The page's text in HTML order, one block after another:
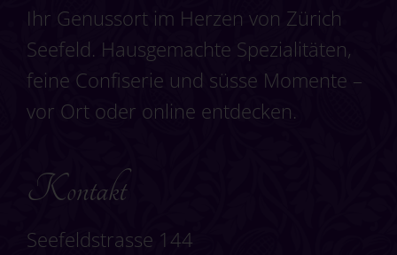
Ihr Genussort im Herzen von Zürich
Seefeld. Hausgemachte Spezialitäten,
feine Confiserie und süsse Momente –
vor Ort oder online entdecken.
Kontakt
Seefeldstrasse 144